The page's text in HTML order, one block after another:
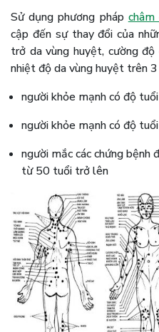
Sử dụng phương pháp châm
cập đến sự thay đổi của
trở da vùng huyệt, cường
nhiệt độ da vùng huyệt trên
người khỏe mạnh có độ
người khỏe mạnh có độ
người mắc các chứng bệnh
từ 50 tuổi trở lên